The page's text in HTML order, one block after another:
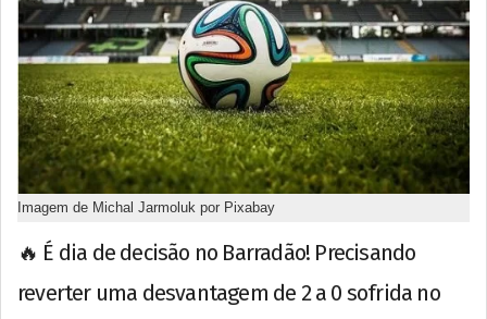
Imagem de Michal Jarmoluk por Pixabay
🔥 É dia de decisão no Barradão! Precisando
reverter uma desvantagem de 2 a 0 sofrida no